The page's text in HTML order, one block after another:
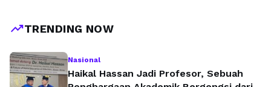
pemimpin yang penuh dedikasi dan …
trending_upTRENDING NOW
Nasional
Haikal Hassan Jadi Profesor, Sebuah